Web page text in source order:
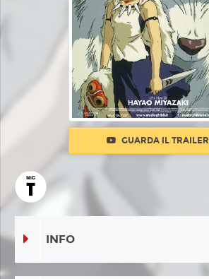
GUARDA IL TRAILER
INFO